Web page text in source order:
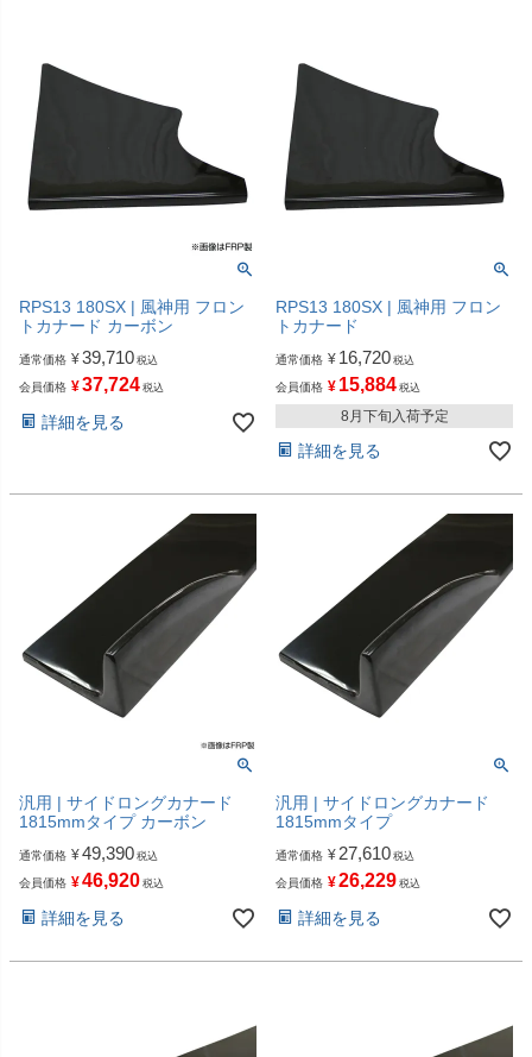
RPS13 180SX | 風神用 フロン
トカナード カーボン
通常価格 ¥39,710 税込
会員価格 ¥37,724 税込
詳細を見る
RPS13 180SX | 風神用 フロン
トカナード
通常価格 ¥ 16,720 税込
会員価格 ¥ 15,884 税込
8月下旬入荷予定
詳細を見る
汎用 | サイドロングカナード
1815mmタイプ カーボン
通常価格 ¥49,390 税込
会員価格 ¥46,920 税込
詳細を見る
汎用 | サイドロングカナード
1815mmタイプ
通常価格 ¥ 27,610 税込
会員価格 ¥26,229 税込
詳細を見る